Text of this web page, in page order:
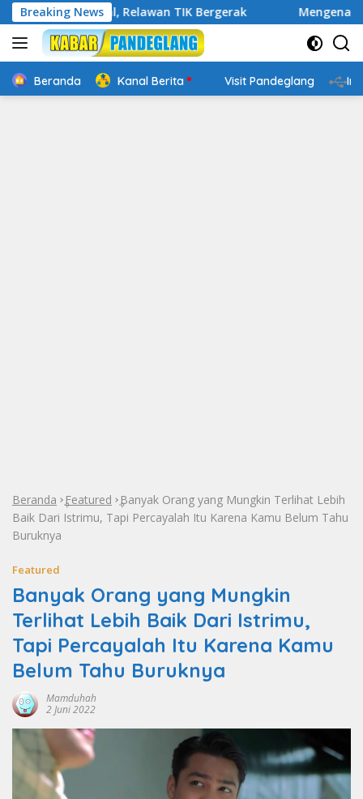
Langsung
ke
konten
Breaking News
Digital, Relawan TIK Bergerak Mengenal Website
Beranda Kanal Berita Visit Pandeglang
Beranda »Featured »Banyak Orang yang Mungkin Terlihat Lebih
Baik Dari Istrimu, Tapi Percayalah Itu Karena Kamu Belum Tahu
Buruknya
Featured
Banyak Orang yang Mungkin
Terlihat Lebih Baik Dari Istrimu,
Tapi Percayalah Itu Karena Kamu
Belum Tahu Buruknya
Mamduhah
2 Juni 2022